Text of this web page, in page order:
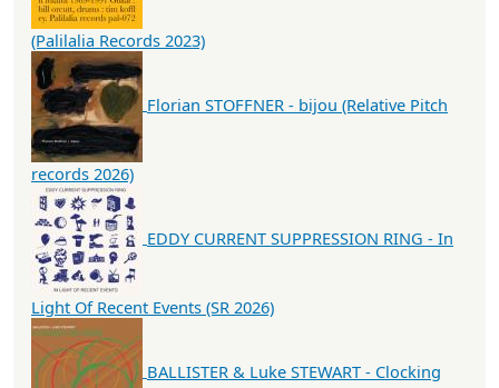
(Palilalia Records 2023)
Florian STOFFNER - bijou (Relative Pitch
records 2026)
EDDY CURRENT SUPPRESSION RING - In
Light Of Recent Events (SR 2026)
BALLISTER & Luke STEWART - Clocking